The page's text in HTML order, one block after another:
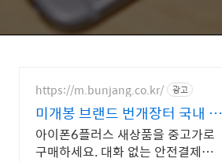
https://m.bunjang.co.kr/ 광고
미개봉 브랜드 번개장터 국내 최
대 브랜드 중고거래
아이폰6플러스 새상품을 중고가로
구매하세요. 대화 없는 안전결제로